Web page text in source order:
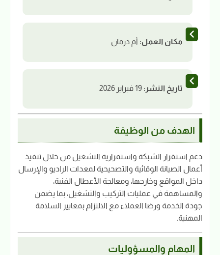
مكان العمل: أم درمان
تاريخ النشر:
الهدف من الوظيفة
دعم استقرار الشبكة واستمرارية التشغيل من خلال تنفيذ
أعمال الصيانة الوقائية والتصحيحية لمعدات الراديو والإرسال
داخل المواقع وخارجها، ومعالجة الأعطال الفنية،
والمساهمة في عمليات التركيب والتشغيل، بما يضمن
جودة الخدمة ورضا العملاء مع الالتزام بمعايير السلامة
المهنية.
المهام والمسؤوليات